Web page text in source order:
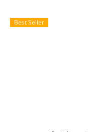
Best Seller